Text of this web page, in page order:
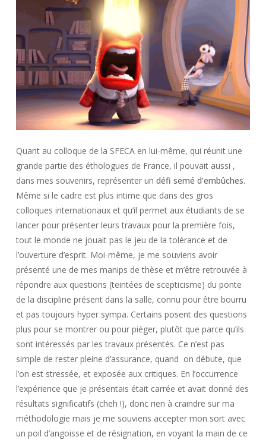
Quant au colloque de la SFECA en lui-même, qui réunit une
grande partie des éthologues de France, il pouvait aussi ,
dans mes souvenirs, représenter un défi semé d’embûches.
Même si le cadre est plus intime que dans des gros
colloques internationaux et qu’il permet aux étudiants de se
lancer pour présenter leurs travaux pour la première fois,
tout le monde ne jouait pas le jeu de la tolérance et de
l’ouverture d’esprit. Moi-même, je me souviens avoir
présenté une de mes manips de thèse et m’être retrouvée à
répondre aux questions (teintées de scepticisme) du ponte
de la discipline présent dans la salle, connu pour être bourru
et pas toujours hyper sympa. Certains posent des questions
plus pour se montrer ou pour piéger, plutôt que parce qu’ils
sont intéressés par les travaux présentés. Ce n’est pas
simple de rester pleine d’assurance, quand on débute, que
l’on est stressée, et exposée aux critiques. En l’occurrence
l’expérience que je présentais était carrée et avait donné des
résultats significatifs (cheh !), donc rien à craindre sur ma
méthodologie mais je me souviens accepter mon sort avec
un poil d’angoisse et de résignation, en voyant la main de ce